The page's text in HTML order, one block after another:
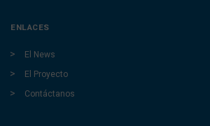
ENLACES
El News
El Proyecto
Contáctanos